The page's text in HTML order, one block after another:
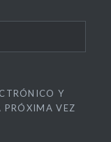
Y
PRÓXIMA VEZ